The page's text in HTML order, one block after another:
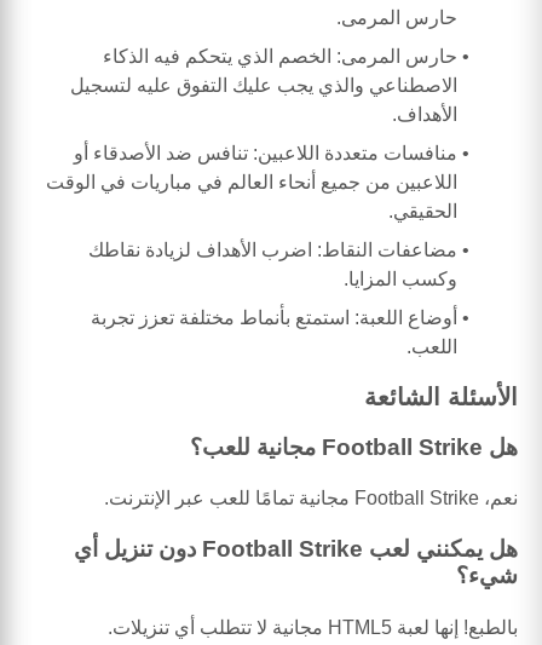
حارس المرمى.
حارس المرمى: الخصم الذي يتحكم فيه الذكاء
الاصطناعي والذي يجب عليك التفوق عليه لتسجيل
الأهداف.
منافسات متعددة اللاعبين: تنافس ضد الأصدقاء أو
اللاعبين من جميع أنحاء العالم في مباريات في الوقت
الحقيقي.
مضاعفات النقاط: اضرب الأهداف لزيادة نقاطك
وكسب المزايا.
أوضاع اللعبة: استمتع بأنماط مختلفة تعزز تجربة
اللعب.
الأسئلة الشائعة
هل Football Strike مجانية للعب؟
نعم، Football Strike مجانية تمامًا للعب عبر الإنترنت.
هل يمكنني لعب Football Strike دون تنزيل أي
شيء؟
بالطبع! إنها لعبة HTML5 مجانية لا تتطلب أي تنزيلات.